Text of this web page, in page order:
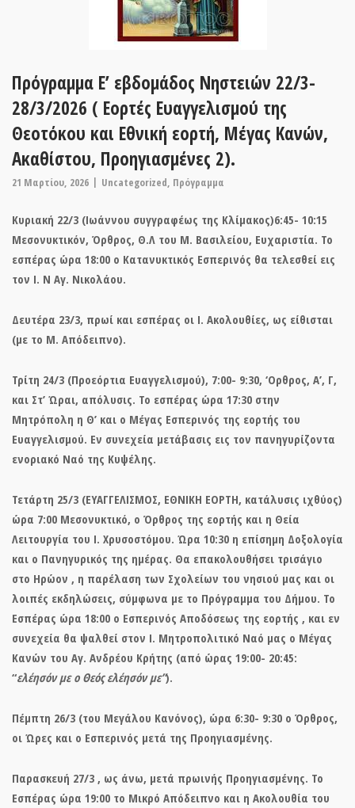
Πρόγραμμα Ε’ εβδομάδος Νηστειών 22/3-
28/3/2026 ( Εορτές Ευαγγελισμού της
Θεοτόκου και Εθνική εορτή, Μέγας Κανών,
Ακαθίστου, Προηγιασμένες 2).
21 Μαρτίου, 2026 Uncategorized, Πρόγραμμα
Κυριακή 22/3 (Ιωάννου συγγραφέως της Κλίμακος)6:45- 10:15
Μεσονυκτικόν, Όρθρος, Θ.Λ του Μ. Βασιλείου, Ευχαριστία. Το
εσπέρας ώρα 18:00 ο Κατανυκτικός Εσπερινός θα τελεσθεί εις
τον Ι. Ν Αγ. Νικολάου.
Δευτέρα 23/3, πρωί και εσπέρας οι Ι. Ακολουθίες, ως είθισται
(με το Μ. Απόδειπνο).
Τρίτη 24/3 (Προεόρτια Ευαγγελισμού), 7:00- 9:30, ‘Ορθρος, Α’, Γ,
και Στ’ Ώραι, απόλυσις. Το εσπέρας ώρα 17:30 στην
Μητρόπολη η Θ’ και ο Μέγας Εσπερινός της εορτής του
Ευαγγελισμού. Εν συνεχεία μετάβασις εις τον πανηγυρίζοντα
ενοριακό Ναό της Κυψέλης.
Τετάρτη 25/3 (ΕΥΑΓΓΕΛΙΣΜΟΣ, ΕΘΝΙΚΗ ΕΟΡΤΗ, κατάλυσις ιχθύος)
ώρα 7:00 Μεσονυκτικό, ο Όρθρος της εορτής και η Θεία
Λειτουργία του Ι. Χρυσοστόμου. Ώρα 10:30 η επίσημη Δοξολογία
και ο Πανηγυρικός της ημέρας. Θα επακολουθήσει τρισάγιο
στο Ηρώον , η παρέλαση των Σχολείων του νησιού μας και οι
λοιπές εκδηλώσεις, σύμφωνα με το Πρόγραμμα του Δήμου. Το
Εσπέρας ώρα 18:00 ο Εσπερινός Αποδόσεως της εορτής , και εν
συνεχεία θα ψαλθεί στον Ι. Μητροπολιτικό Ναό μας ο Μέγας
Κανών του Αγ. Ανδρέου Κρήτης (από ώρας 19:00- 20:45:
“ελέησόν με ο Θεός ελέησόν με”).
Πέμπτη 26/3 (του Μεγάλου Κανόνος), ώρα 6:30- 9:30 ο Όρθρος,
οι Ώρες και ο Εσπερινός μετά της Προηγιασμένης.
Παρασκευή 27/3 , ως άνω, μετά πρωινής Προηγιασμένης. Το
Εσπέρας ώρα 19:00 το Μικρό Απόδειπνο και η Ακολουθία του